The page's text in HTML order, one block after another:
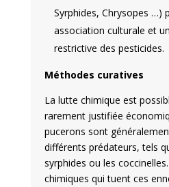
Syrphides, Chrysopes …)
association culturale et
restrictive des pesticides.
Méthodes curatives
La lutte chimique est
rarement justifiée
pucerons sont
différents prédateurs, tels
syrphides ou les
chimiques qui tuent ces